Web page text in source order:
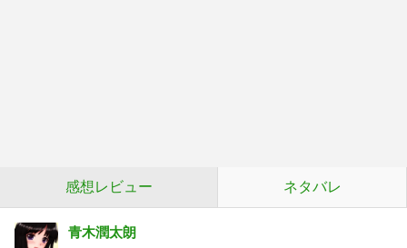
感想レビュー ネタバレ
青木潤太朗